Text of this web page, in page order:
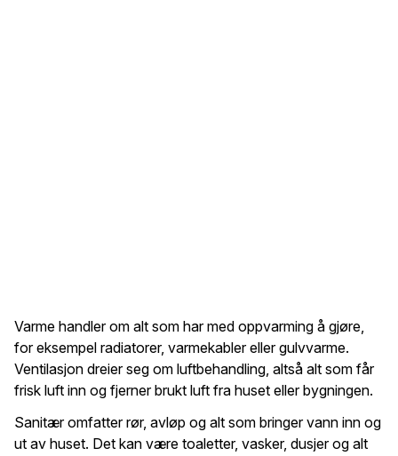
Varme handler om alt som har med oppvarming å gjøre,
for eksempel radiatorer, varmekabler eller gulvvarme.
Ventilasjon dreier seg om luftbehandling, altså alt som får
frisk luft inn og fjerner brukt luft fra huset eller bygningen.
Sanitær omfatter rør, avløp og alt som bringer vann inn og
ut av huset. Det kan være toaletter, vasker, dusjer og alt